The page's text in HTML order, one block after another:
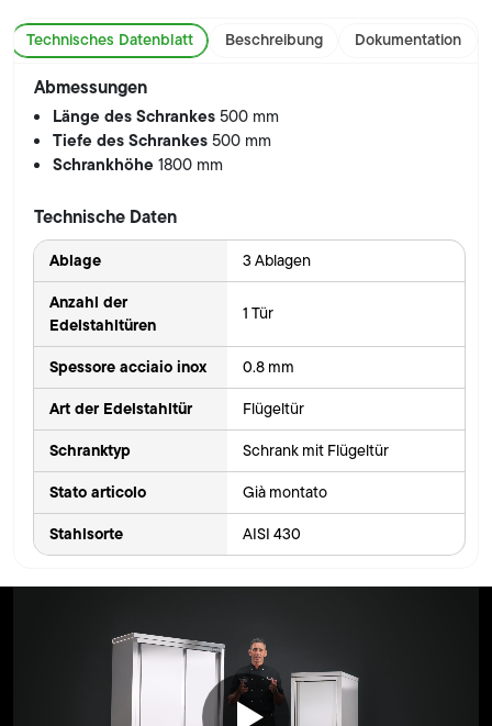
Technisches Datenblatt Beschreibung Dokumentation
Abmessungen
Länge des Schrankes500 mm
Tiefe des Schrankes500 mm
Schrankhöhe1800 mm
Technische Daten
Ablage 3 Ablagen
Anzahl der
Edelstahltüren
1 Tür
Spessore acciaio inox 0.8 mm
Art der Edelstahltür Flügeltür
Schranktyp Schrank mit Flügeltür
Stato articolo Già montato
Stahlsorte AISI 430